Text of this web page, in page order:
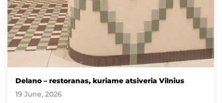
Delano – restoranas, kuriame atsiveria Vilnius
19 June, 2026